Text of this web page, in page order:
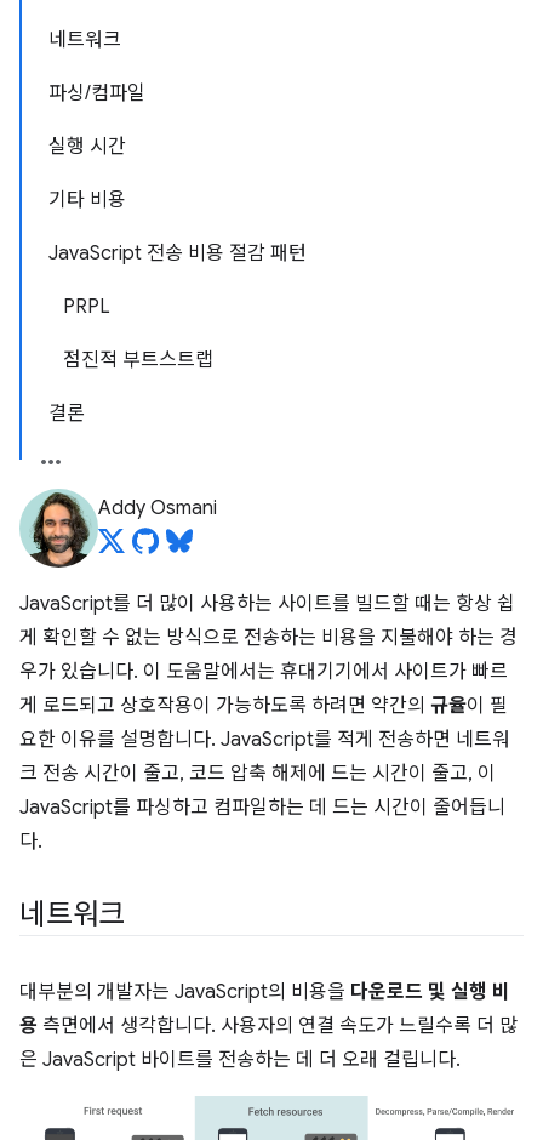
네트워크
파싱/컴파일
실행 시간
기타 비용
JavaScript 전송 비용 절감 패턴
PRPL
점진적 부트스트랩
결론
Addy Osmani
JavaScript를 더 많이 사용하는 사이트를 빌드할 때는 항상 쉽
게 확인할 수 없는 방식으로 전송하는 비용을 지불해야 하는 경
우가 있습니다. 이 도움말에서는 휴대기기에서 사이트가 빠르
게 로드되고 상호작용이 가능하도록 하려면 약간의 규율이 필
요한 이유를 설명합니다. JavaScript를 적게 전송하면 네트워
크 전송 시간이 줄고, 코드 압축 해제에 드는 시간이 줄고, 이
JavaScript를 파싱하고 컴파일하는 데 드는 시간이 줄어듭니
다.
네트워크
대부분의 개발자는 JavaScript의 비용을 다운로드 및 실행 비
용 측면에서 생각합니다. 사용자의 연결 속도가 느릴수록 더 많
은 JavaScript 바이트를 전송하는 데 더 오래 걸립니다.